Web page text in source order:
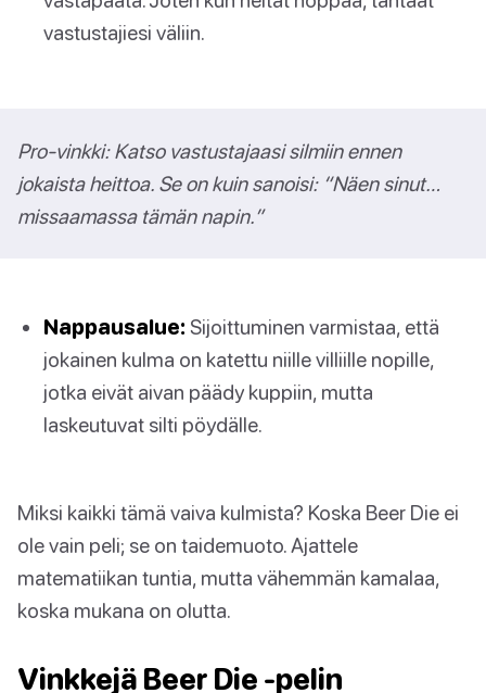
vastustajiesi väliin.
Pro-vinkki: Katso vastustajaasi silmiin ennen
jokaista heittoa. Se on kuin sanoisi: “Näen sinut…
missaamassa tämän napin.”
Nappausalue: Sijoittuminen varmistaa, että
jokainen kulma on katettu niille villiille nopille,
jotka eivät aivan päädy kuppiin, mutta
laskeutuvat silti pöydälle.
Miksi kaikki tämä vaiva kulmista? Koska Beer Die ei
ole vain peli; se on taidemuoto. Ajattele
matematiikan tuntia, mutta vähemmän kamalaa,
koska mukana on olutta.
Vinkkejä Beer Die -pelin